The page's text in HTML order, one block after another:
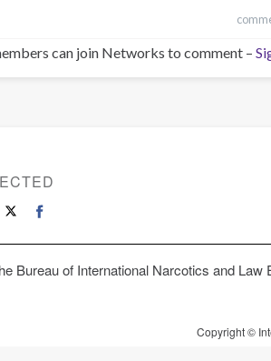
can join Networks to comment –
Bureau of International Narcotics and
Copyright ©